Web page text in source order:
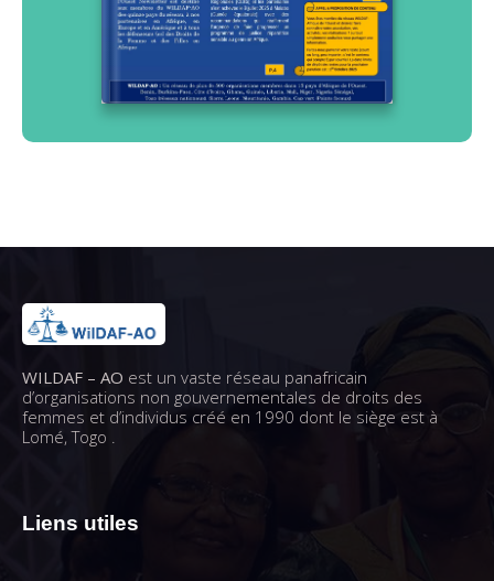
WILDAF – AO est un vaste réseau panafricain
d’organisations non gouvernementales de droits des
femmes et d’individus créé en 1990 dont le siège est à
Lomé, Togo .
Liens utiles